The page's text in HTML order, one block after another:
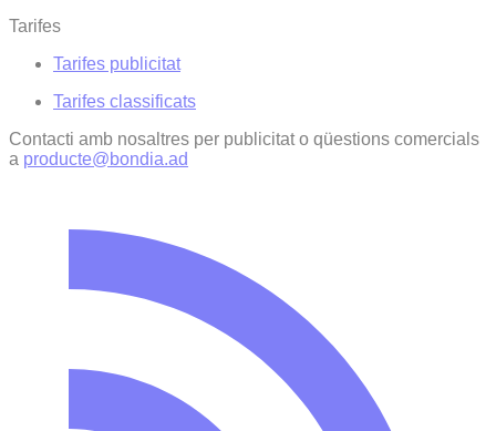
Tarifes
Tarifes publicitat
Tarifes classificats
Contacti amb nosaltres per publicitat o qüestions comercials
a producte@bondia.ad